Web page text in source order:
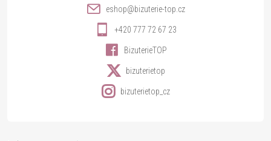
eshop@bizuterie-top.cz
+420 777 72 67 23
BizuterieTOP
bizuterietop
bizuterietop_cz